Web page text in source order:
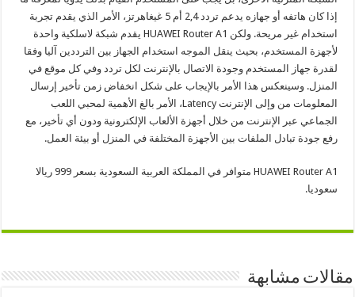
إذا كان هاتفه أو جهازه يدعم تردد 2,4 أم 5 غيغاهرتز، الأمر الذي يقدم تجربة
استخدام غير مريحة. ولكن HUAWEI Router A1 يقدم شبكة لاسلكية واحدة
لأجهزة المستخدم، بحيث ينقل الموجه استخدام الجهاز بين الترددين آليا وفقا
لقدرة جهاز المستخدم وجودة الاتصال بالإنترنت لكل تردد وفي كل موقع في
المنزل. وسينعكس هذا الأمر بالإيجاب على شكل انخفاض زمن تأخير إرسال
المعلومات من وإلى الإنترنت Latency، الأمر بالغ الأهمية لمحبي اللعب
الجماعي عبر الإنترنت من خلال أجهزة الألعاب الإلكترونية ودون أي تأخير، مع
رفع جودة تبادل الملفات بين الأجهزة المختلفة في المنزل أو بيئة العمل.
HUAWEI Router A1 متوافر في المملكة العربية السعودية بسعر 999 ريالا
سعوديا.
مقالات مشابهة